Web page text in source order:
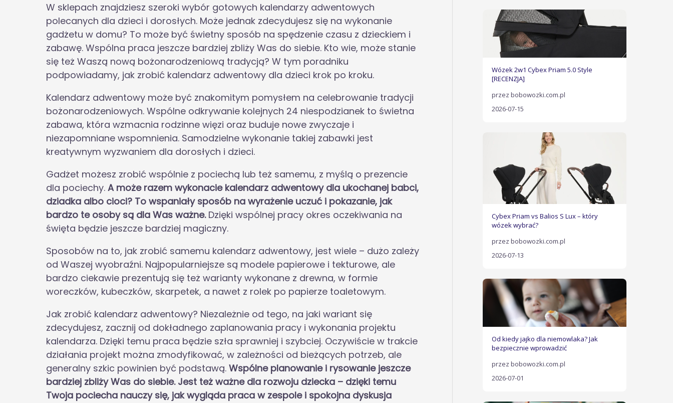
W sklepach znajdziesz szeroki wybór gotowych kalendarzy adwentowych
polecanych dla dzieci i dorosłych. Może jednak zdecydujesz się na wykonanie
gadżetu w domu? To może być świetny sposób na spędzenie czasu z dzieckiem i
zabawę. Wspólna praca jeszcze bardziej zbliży Was do siebie. Kto wie, może stanie
się też Waszą nową bożonarodzeniową tradycją? W tym poradniku
podpowiadamy, jak zrobić kalendarz adwentowy dla dzieci krok po kroku.
Kalendarz adwentowy może być znakomitym pomysłem na celebrowanie tradycji
bożonarodzeniowych. Wspólne odkrywanie kolejnych 24 niespodzianek to świetna
zabawa, która wzmacnia rodzinne więzi oraz buduje nowe zwyczaje i
niezapomniane wspomnienia. Samodzielne wykonanie takiej zabawki jest
kreatywnym wyzwaniem dla dorosłych i dzieci.
Gadżet możesz zrobić wspólnie z pociechą lub też samemu, z myślą o prezencie
dla pociechy. A może razem wykonacie kalendarz adwentowy dla ukochanej babci,
dziadka albo cioci? To wspaniały sposób na wyrażenie uczuć i pokazanie, jak
bardzo te osoby są dla Was ważne. Dzięki wspólnej pracy okres oczekiwania na
święta będzie jeszcze bardziej magiczny.
Sposobów na to, jak zrobić samemu kalendarz adwentowy, jest wiele – dużo zależy
od Waszej wyobraźni. Najpopularniejsze są modele papierowe i tekturowe, ale
bardzo ciekawie prezentują się też warianty wykonane z drewna, w formie
woreczków, kubeczków, skarpetek, a nawet z rolek po papierze toaletowym.
Jak zrobić kalendarz adwentowy? Niezależnie od tego, na jaki wariant się
zdecydujesz, zacznij od dokładnego zaplanowania pracy i wykonania projektu
kalendarza. Dzięki temu praca będzie szła sprawniej i szybciej. Oczywiście w trakcie
działania projekt można zmodyfikować, w zależności od bieżących potrzeb, ale
generalny szkic powinien być podstawą. Wspólne planowanie i rysowanie jeszcze
bardziej zbliży Was do siebie. Jest też ważne dla rozwoju dziecka – dzięki temu
Twoja pociecha nauczy się, jak wygląda praca w zespole i spokojna dyskusja
Wózek 2w1 Cybex Priam 5.0 Style
[RECENZJA]
przez bobowozki.com.pl
2026-07-15
Cybex Priam vs Balios S Lux – który
wózek wybrać?
przez bobowozki.com.pl
2026-07-13
Od kiedy jajko dla niemowlaka? Jak
bezpiecznie wprowadzić
przez bobowozki.com.pl
2026-07-01